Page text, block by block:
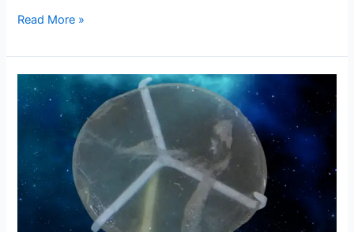
Read More »
Lente
de
Telescópio
Aproximadamente
3
Mil